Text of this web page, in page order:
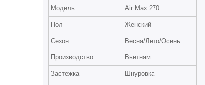
Модель Air Max 270
Пол Женский
Сезон Весна/Лето/Осень
Производство Вьетнам
Застежка Шнуровка